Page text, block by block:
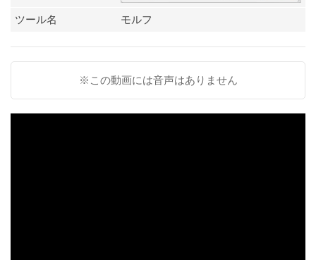
ツール名 モルフ
※この動画には音声はありません